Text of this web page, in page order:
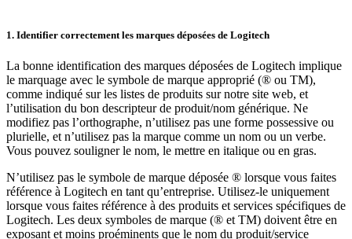
1. Identifier correctement les marques déposées de Logitech
La bonne identification des marques déposées de Logitech implique
le marquage avec le symbole de marque approprié (® ou TM),
comme indiqué sur les listes de produits sur notre site web, et
l’utilisation du bon descripteur de produit/nom générique. Ne
modifiez pas l’orthographe, n’utilisez pas une forme possessive ou
plurielle, et n’utilisez pas la marque comme un nom ou un verbe.
Vous pouvez souligner le nom, le mettre en italique ou en gras.
N’utilisez pas le symbole de marque déposée ® lorsque vous faites
référence à Logitech en tant qu’entreprise. Utilisez-le uniquement
lorsque vous faites référence à des produits et services spécifiques de
Logitech. Les deux symboles de marque (® et TM) doivent être en
exposant et moins proéminents que le nom du produit/service